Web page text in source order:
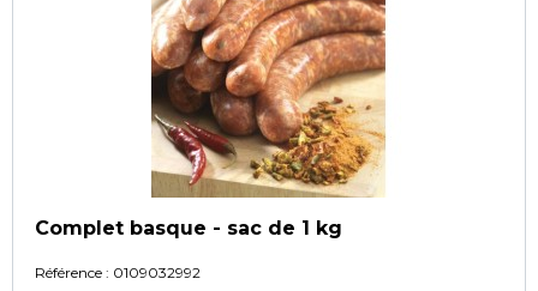
Complet basque - sac de 1 kg
Référence : 0109032992